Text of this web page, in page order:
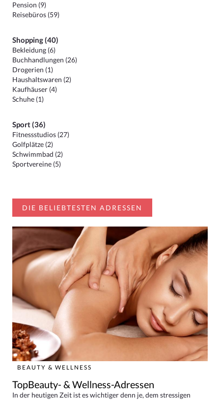
Pension (9)
Reisebüros (59)
Shopping (40)
Bekleidung (6)
Buchhandlungen (26)
Drogerien (1)
Haushaltswaren (2)
Kaufhäuser (4)
Schuhe (1)
Sport (36)
Fitnessstudios (27)
Golfplätze (2)
Schwimmbad (2)
Sportvereine (5)
DIE BELIEBTESTEN ADRESSEN
BEAUTY & WELLNESS
TopBeauty- & Wellness-Adressen
In der heutigen Zeit ist es wichtiger denn je, dem stressigen